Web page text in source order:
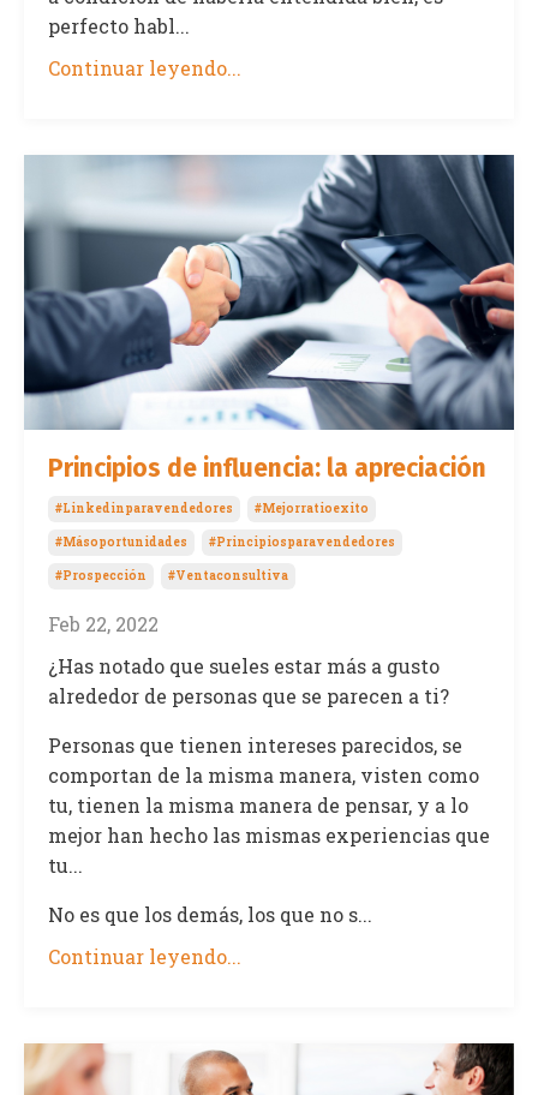
perfecto habl...
Continuar leyendo...
Principios de influencia: la apreciación
#linkedinparavendedores #mejorratioexito
#másoportunidades #principiosparavendedores
#prospección #ventaconsultiva
Feb 22, 2022
¿Has notado que sueles estar más a gusto
alrededor de personas que se parecen a ti?
Personas que tienen intereses parecidos, se
comportan de la misma manera, visten como
tu, tienen la misma manera de pensar, y a lo
mejor han hecho las mismas experiencias que
tu...
No es que los demás, los que no s...
Continuar leyendo...